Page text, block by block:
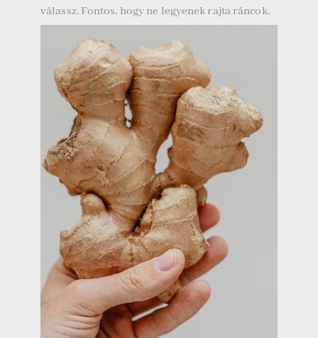
válassz. Fontos, hogy ne legyenek rajta ráncok.